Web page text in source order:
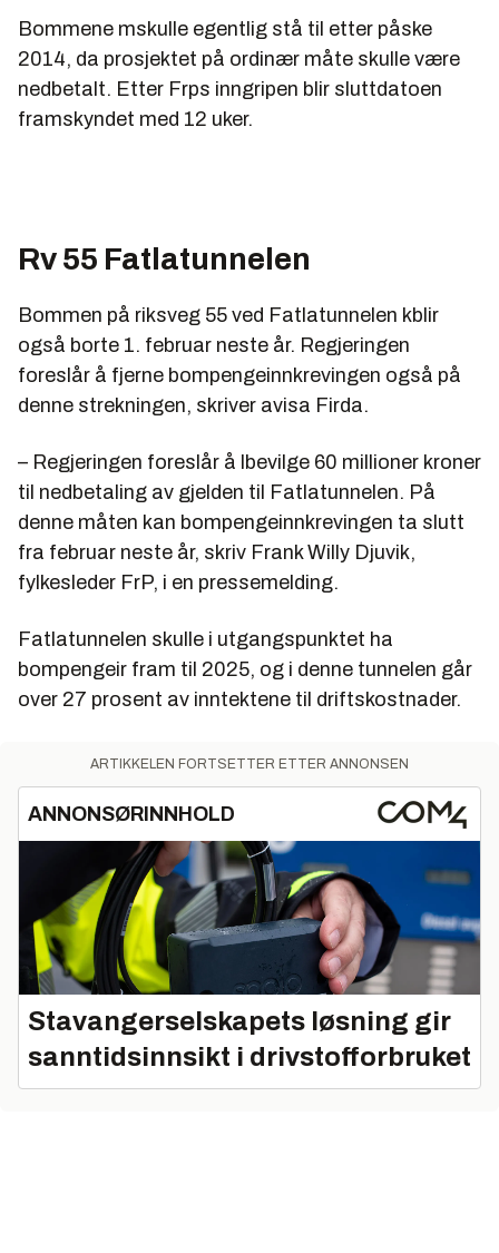
Bommene mskulle egentlig stå til etter påske
2014, da prosjektet på ordinær måte skulle være
nedbetalt. Etter Frps inngripen blir sluttdatoen
framskyndet med 12 uker.
Rv 55 Fatlatunnelen
Bommen på riksveg 55 ved Fatlatunnelen kblir
også borte 1. februar neste år. Regjeringen
foreslår å fjerne bompengeinnkrevingen også på
denne strekningen, skriver avisa Firda.
– Regjeringen foreslår å lbevilge 60 millioner kroner
til nedbetaling av gjelden til Fatlatunnelen. På
denne måten kan bompengeinnkrevingen ta slutt
fra februar neste år, skriv Frank Willy Djuvik,
fylkesleder FrP, i en pressemelding.
Fatlatunnelen skulle i utgangspunktet ha
bompengeir fram til 2025, og i denne tunnelen går
over 27 prosent av inntektene til driftskostnader.
ARTIKKELEN FORTSETTER ETTER ANNONSEN
ANNONSØRINNHOLD
Stavangerselskapets løsning gir
sanntidsinnsikt i drivstofforbruket